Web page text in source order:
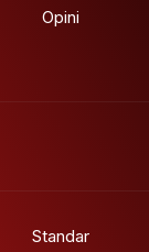
Opini
Standar